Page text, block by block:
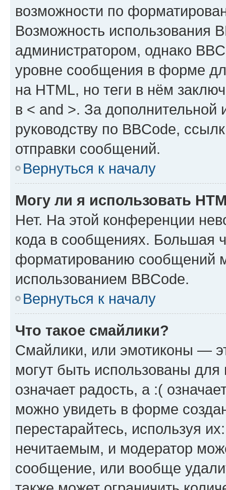
возможности по
Возможность использования
администратором, однако
уровне сообщения в форме
на HTML, но теги в нём
в < and >. За
руководству по BBCode,
отправки сообщений.
Вернуться к началу
Могу ли я использовать
Нет. На этой конференции
кода в сообщениях. Большая
форматированию сообщений
использованием BBCode.
Вернуться к началу
Что такое смайлики?
Смайлики, или эмотиконы —
могут быть использованы
означает радость, а :(
можно увидеть в форме
перестарайтесь, используя
нечитаемым, и модератор
сообщение, или вообще